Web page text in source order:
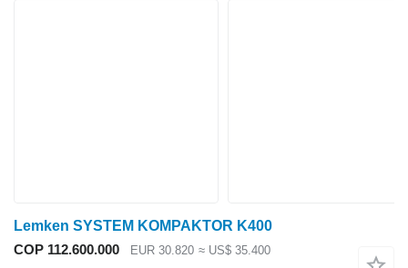
Lemken SYSTEM KOMPAKTOR K400
COP 112.600.000
EUR 30.820 ≈ US$ 35.400